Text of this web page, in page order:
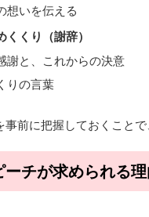
想いを伝える
くり（謝辞）
謝と、これからの決意
りの言葉
前に把握しておくこと
ーチが求められる